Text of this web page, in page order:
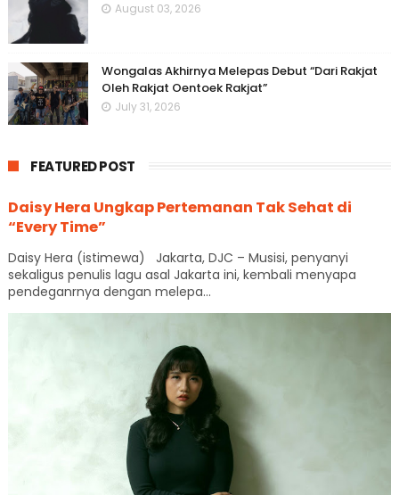
August 03, 2026
Wongalas Akhirnya Melepas Debut “Dari Rakjat
Oleh Rakjat Oentoek Rakjat”
July 31, 2026
FEATURED POST
Daisy Hera Ungkap Pertemanan Tak Sehat di
“Every Time”
Daisy Hera (istimewa) Jakarta, DJC – Musisi, penyanyi
sekaligus penulis lagu asal Jakarta ini, kembali menyapa
pendeganrnya dengan melepa...